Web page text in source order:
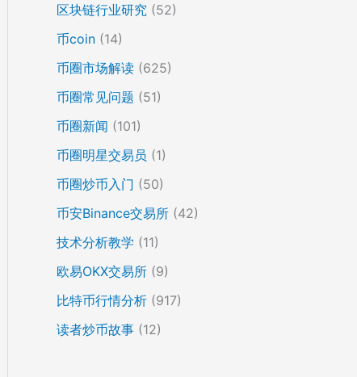
区块链行业研究 (52)
币coin (14)
币圈市场解读 (625)
币圈常见问题 (51)
币圈新闻 (101)
币圈明星交易员 (1)
币圈炒币入门 (50)
币安Binance交易所 (42)
技术分析教学 (11)
欧易OKX交易所 (9)
比特币行情分析 (917)
读者炒币故事 (12)